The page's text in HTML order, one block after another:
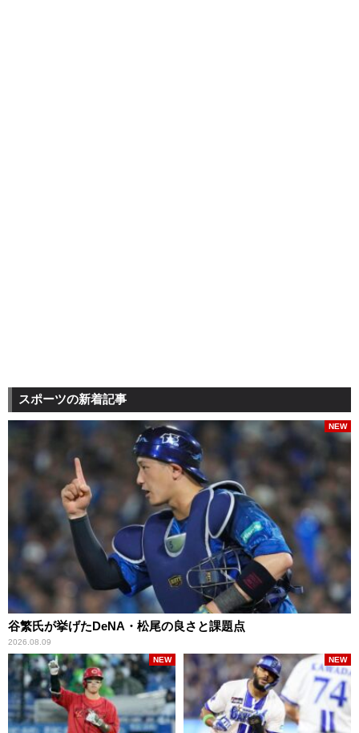
スポーツの新着記事
谷繁氏が挙げたDeNA・松尾の良さと課題点
2026.08.09
NEW
NEW NEW